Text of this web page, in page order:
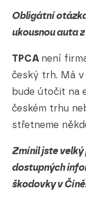
Obligátní
ukousnou auta
TPCA není
český trh. Má v
bude útočit na
českém trhu
střetneme
Zmínil jste velký
dostupných
škodovky v